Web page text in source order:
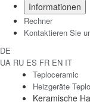
Informationen
Rechner
Kontaktieren Sie
DE
UA RU ES FR EN IT
Teploceramic
Heizgeräte
Keramische